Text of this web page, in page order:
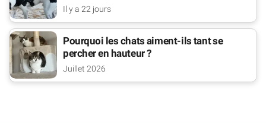
Il y a 22 jours
Pourquoi les chats aiment-ils tant se
percher en hauteur ?
Juillet 2026